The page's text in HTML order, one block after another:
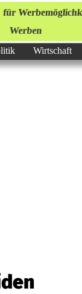
Werben
Wirtschaft